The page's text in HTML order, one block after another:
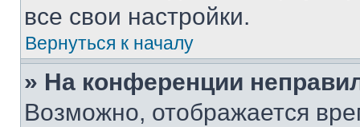
все свои настройки.
Вернуться к началу
» На конференции
Возможно, отображается